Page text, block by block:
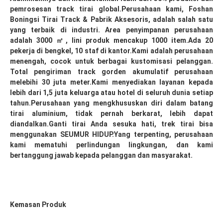
pemrosesan track tirai global.Perusahaan kami, Foshan
Boningsi Tirai Track & Pabrik Aksesoris, adalah salah satu
yang terbaik di industri. Area penyimpanan perusahaan
adalah 3000 ㎡, lini produk mencakup 1000 item.Ada 20
pekerja di bengkel, 10 staf di kantor.Kami adalah perusahaan
menengah, cocok untuk berbagai kustomisasi pelanggan.
Total pengiriman track gorden akumulatif perusahaan
melebihi 30 juta meter.Kami menyediakan layanan kepada
lebih dari 1,5 juta keluarga atau hotel di seluruh dunia setiap
tahun.Perusahaan yang mengkhususkan diri dalam batang
tirai aluminium, tidak pernah berkarat, lebih dapat
diandalkan.Ganti tirai Anda sesuka hati, trek tirai bisa
menggunakan SEUMUR HIDUP.Yang terpenting, perusahaan
kami mematuhi perlindungan lingkungan, dan kami
bertanggung jawab kepada pelanggan dan masyarakat.
Kemasan Produk